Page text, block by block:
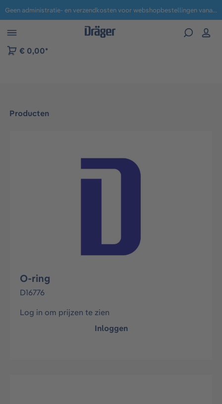
naar navigatie B2B-platform Geen administratie- en verzendkosten voor webshopbestellingen vanaf € 100,-.
€ 0,00*
Producten
Afbeeldingengalerij overslaan
O-ring
D16776
Log in om prijzen te zien
Inloggen